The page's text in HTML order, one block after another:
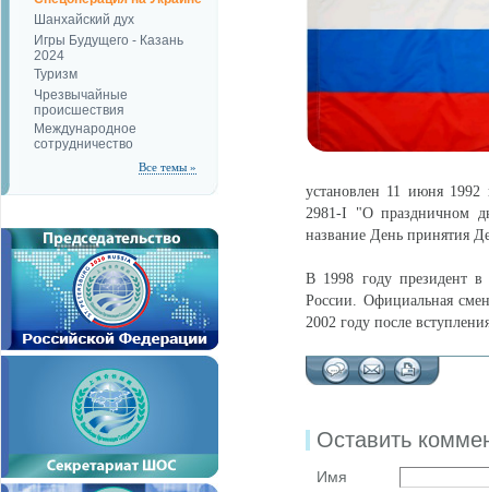
Шанхайский дух
Игры Будущего - Казань
2024
Туризм
Чрезвычайные
происшествия
Международное
сотрудничество
Все темы »
установлен 11 июня 1992
2981-I "О праздничном
название День принятия
В 1998 году президент в
России. Официальная
2002 году после
Оставить
Имя